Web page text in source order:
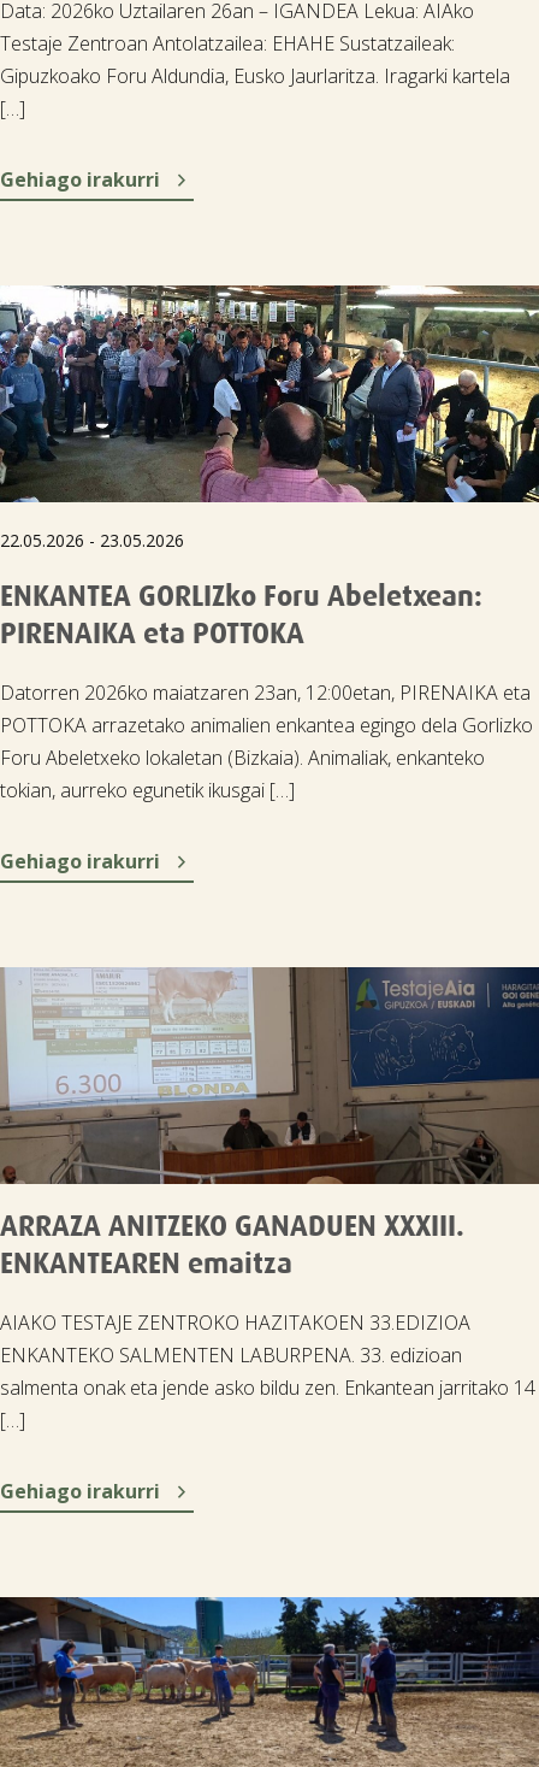
Data: 2026ko Uztailaren 26an – IGANDEA Lekua: AIAko
Testaje Zentroan Antolatzailea: EHAHE Sustatzaileak:
Gipuzkoako Foru Aldundia, Eusko Jaurlaritza. Iragarki kartela
[…]
Gehiago irakurri 
22.05.2026 - 23.05.2026
ENKANTEA GORLIZko Foru Abeletxean:
PIRENAIKA eta POTTOKA
Datorren 2026ko maiatzaren 23an, 12:00etan, PIRENAIKA eta
POTTOKA arrazetako animalien enkantea egingo dela Gorlizko
Foru Abeletxeko lokaletan (Bizkaia). Animaliak, enkanteko
tokian, aurreko egunetik ikusgai […]
Gehiago irakurri 
ARRAZA ANITZEKO GANADUEN XXXIII.
ENKANTEAREN emaitza
AIAKO TESTAJE ZENTROKO HAZITAKOEN 33.EDIZIOA
ENKANTEKO SALMENTEN LABURPENA. 33. edizioan
salmenta onak eta jende asko bildu zen. Enkantean jarritako 14
[…]
Gehiago irakurri 